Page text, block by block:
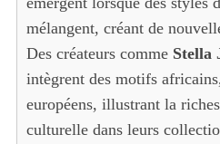
mélangent, créant de
Des créateurs comme Stella
intègrent des motifs
européens, illustrant la
culturelle dans leurs